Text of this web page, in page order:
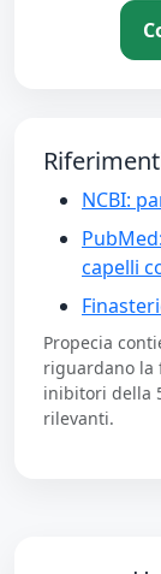
NCBI:
capelli
Propecia
riguardano la
inibitori della
rilevanti.